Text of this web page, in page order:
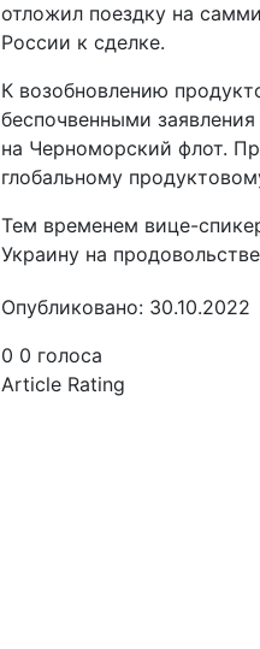
отложил поездку на
России к сделке.
К возобновлению
беспочвенными
на Черноморский флот.
глобальному
Тем временем вице-
Украину на
Опубликовано: 30.10.2022
0 0 голоса
Article Rating